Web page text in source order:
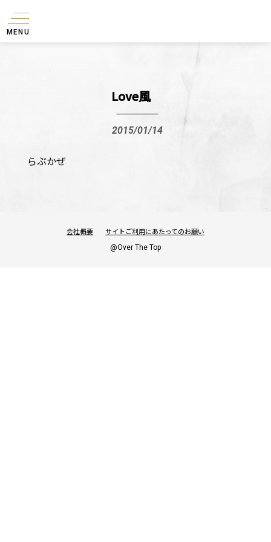
MENU
Love風
2015/01/14
らぶかぜ
会社概要 サイトご利用にあたってのお願い
@Over The Top